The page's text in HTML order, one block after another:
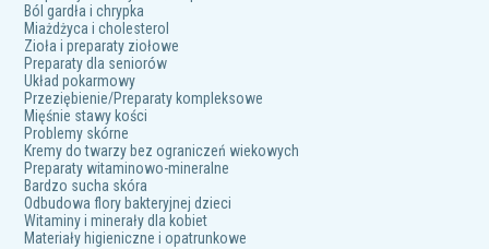
Ból gardła i chrypka
Miażdżyca i cholesterol
Zioła i preparaty ziołowe
Preparaty dla seniorów
Układ pokarmowy
Przeziębienie/Preparaty kompleksowe
Mięśnie stawy kości
Problemy skórne
Kremy do twarzy bez ograniczeń wiekowych
Preparaty witaminowo-mineralne
Bardzo sucha skóra
Odbudowa flory bakteryjnej dzieci
Witaminy i minerały dla kobiet
Materiały higieniczne i opatrunkowe